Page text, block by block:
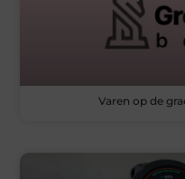
Varen op de